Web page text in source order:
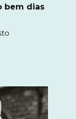
bem dias